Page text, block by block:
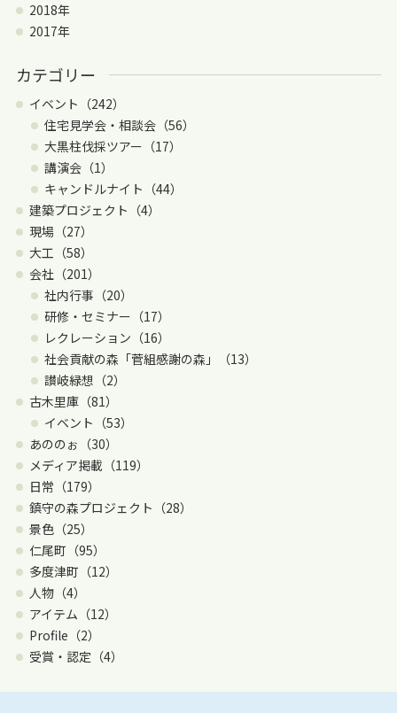
2018年
2017年
カテゴリー
イベント（242）
住宅見学会・相談会（56）
大黒柱伐採ツアー（17）
講演会（1）
キャンドルナイト（44）
建築プロジェクト（4）
現場（27）
大工（58）
会社（201）
社内行事（20）
研修・セミナー（17）
レクレーション（16）
社会貢献の森「菅組感謝の森」（13）
讃岐緑想（2）
古木里庫（81）
イベント（53）
あののぉ（30）
メディア掲載（119）
日常（179）
鎮守の森プロジェクト（28）
景色（25）
仁尾町（95）
多度津町（12）
人物（4）
アイテム（12）
Profile（2）
受賞・認定（4）